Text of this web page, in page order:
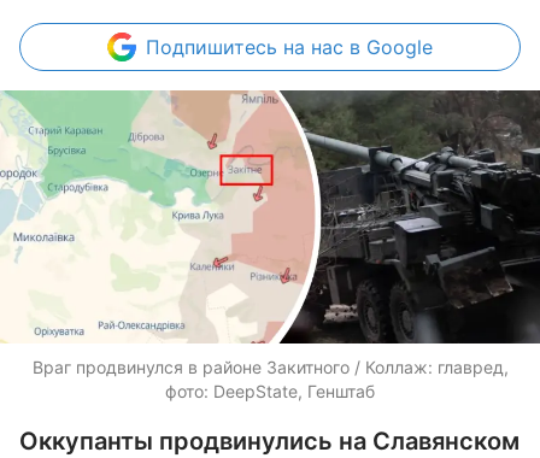
Подпишитесь на нас в Google
Враг продвинулся в районе Закитного / Коллаж: главред,
фото: DeepState, Генштаб
Оккупанты продвинулись на Славянском